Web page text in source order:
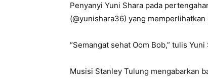
Penyanyi Yuni Shara pada
(@yunishara36) yang
“Semangat sehat Oom Bob,” tulis Yuni
Musisi Stanley Tulung mengabarkan